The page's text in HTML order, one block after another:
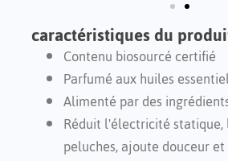
caractéristiques du
Contenu biosourcé certifié
Parfumé aux huiles
Alimenté par des
Réduit l'électricité statique,
peluches, ajoute douceur